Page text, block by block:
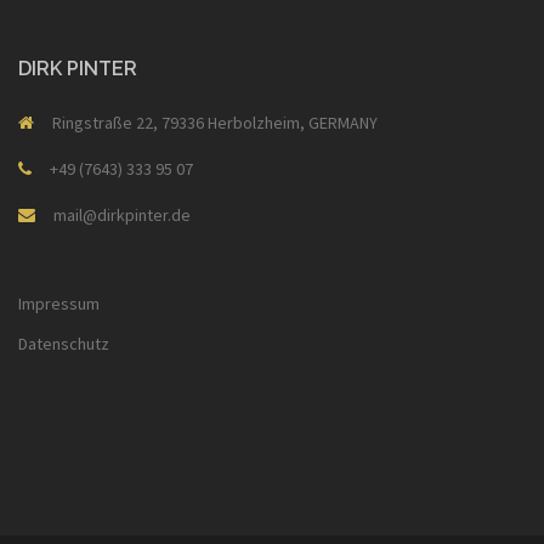
DIRK PINTER
Ringstraße 22, 79336 Herbolzheim, GERMANY
+49 (7643) 333 95 07
mail@dirkpinter.de
Impressum
Datenschutz